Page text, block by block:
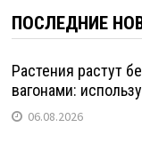
ПОСЛЕДНИЕ
Растения растут
вагонами:
06.08.2026